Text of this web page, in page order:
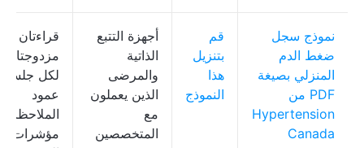
نموذج سجل
ضغط الدم
المنزلي بصيغة
PDF من
Hypertension
Canada
قم
بتنزيل
هذا
النموذج
أجهزة التتبع
الذاتية
والمرضى
الذين يعملون
مع
المتخصصين
قراءتان
مزدوجتان
لكل جلسة؛
عمود
مؤشرات